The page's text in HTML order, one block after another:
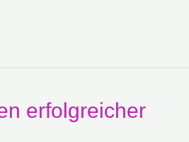
erfolgreicher